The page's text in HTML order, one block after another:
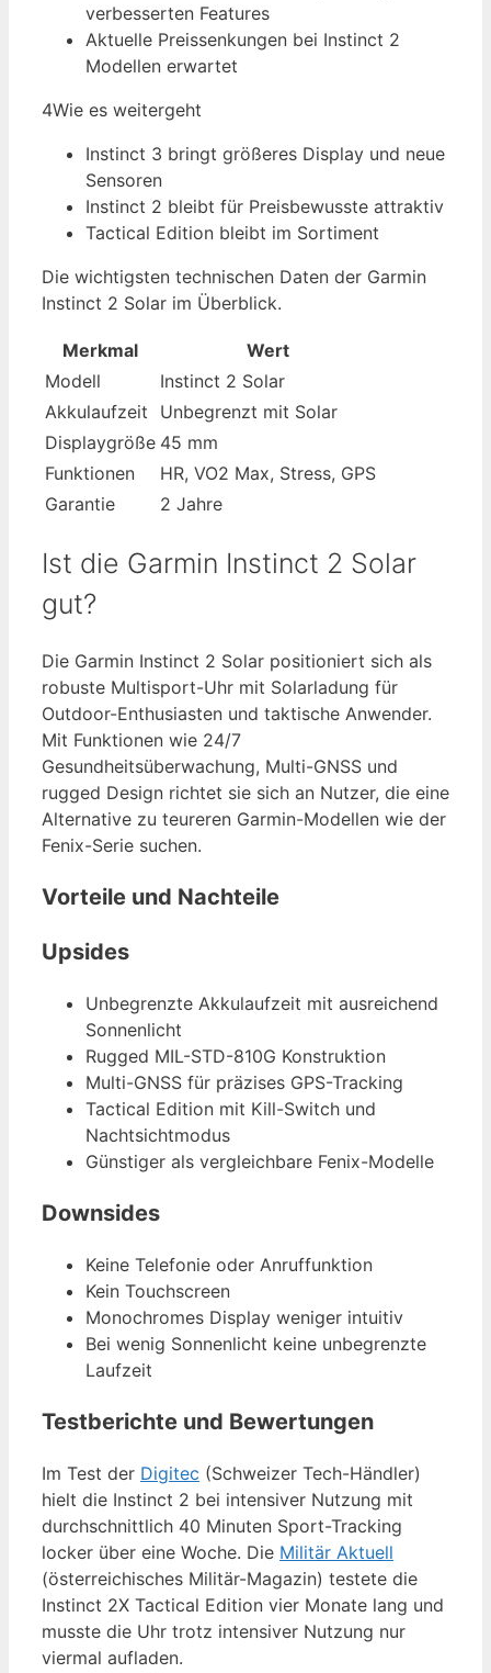
verbesserten Features
Aktuelle Preissenkungen bei Instinct 2
Modellen erwartet
4Wie es weitergeht
Instinct 3 bringt größeres Display und neue
Sensoren
Instinct 2 bleibt für Preisbewusste attraktiv
Tactical Edition bleibt im Sortiment
Die wichtigsten technischen Daten der Garmin
Instinct 2 Solar im Überblick.
Merkmal
Wert
Modell
Instinct 2 Solar
Akkulaufzeit
Unbegrenzt mit Solar
Displaygröße 45 mm
Funktionen
HR, VO2 Max, Stress, GPS
Garantie
2 Jahre
Ist die Garmin Instinct 2 Solar
gut?
Die Garmin Instinct 2 Solar positioniert sich als
robuste Multisport-Uhr mit Solarladung für
Outdoor-Enthusiasten und taktische Anwender.
Mit Funktionen wie 24/7
Gesundheitsüberwachung, Multi-GNSS und
rugged Design richtet sie sich an Nutzer, die eine
Alternative zu teureren Garmin-Modellen wie der
Fenix-Serie suchen.
Vorteile und Nachteile
Upsides
Unbegrenzte Akkulaufzeit mit ausreichend
Sonnenlicht
Rugged MIL-STD-810G Konstruktion
Multi-GNSS für präzises GPS-Tracking
Tactical Edition mit Kill-Switch und
Nachtsichtmodus
Günstiger als vergleichbare Fenix-Modelle
Downsides
Keine Telefonie oder Anruffunktion
Kein Touchscreen
Monochromes Display weniger intuitiv
Bei wenig Sonnenlicht keine unbegrenzte
Laufzeit
Testberichte und Bewertungen
Im Test der Digitec (Schweizer Tech-Händler)
hielt die Instinct 2 bei intensiver Nutzung mit
durchschnittlich 40 Minuten Sport-Tracking
locker über eine Woche. Die Militär Aktuell
(österreichisches Militär-Magazin) testete die
Instinct 2X Tactical Edition vier Monate lang und
musste die Uhr trotz intensiver Nutzung nur
viermal aufladen.